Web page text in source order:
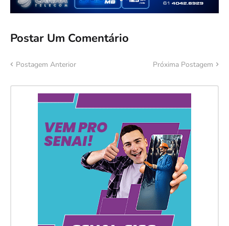
Postar Um Comentário
Postagem Anterior Próxima Postagem